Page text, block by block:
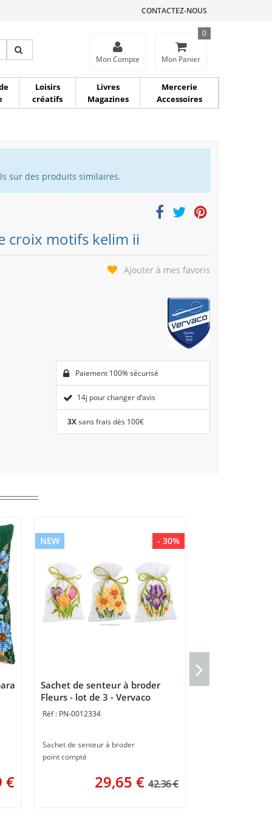
CONTACTEZ-NOUS
Mon Compte Mon Panier
0
Loisirs
créatifs
Livres
Magazines
Mercerie
Accessoires
sur des produits similaires.
croix motifs kelim ii
Ajouter à mes favoris
Paiement 100% sécurisé
14j pour changer d’avis
3Xsans frais dès 100€
€
- 30%
NEW
Sachet de senteur à broder
Fleurs - lot de 3 - Vervaco
PN-0012334
Sachet de senteur à broder
point compté
29,65 € 42.36 €